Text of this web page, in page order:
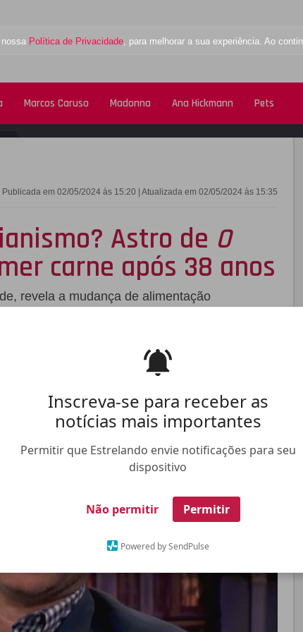
Inscreva-se para receber as
notícias mais importantes
Permitir que Estrelando envie notificações para seu
dispositivo
Não permitir Permitir
Powered by SendPulse
Política de Privacidade, para melhorar a sua experiência. Ao
Marcos Caruso Madonna Ana Hickmann Pets
Publicada em 02/05/2024 às 15:20 | Atualizada em 02/05/2024 às 15:35
Astro de O
carne após 38 anos
revela a mudança de alimentação
ANUNCIE NO ESTRELANDO